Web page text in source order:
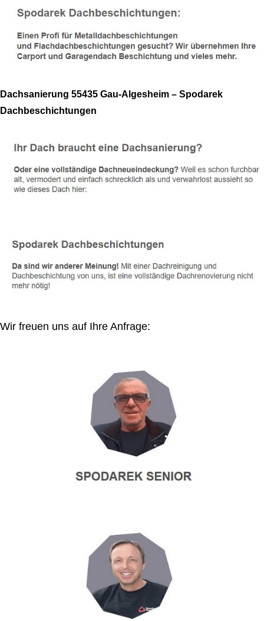
Dachsanierung 55435 Gau-Algesheim – Spodarek
Dachbeschichtungen
Wir freuen uns auf Ihre Anfrage: